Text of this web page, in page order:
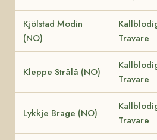
Kjölstad Modin
(NO)
Travare
Kleppe Strålå (NO)
Travare
Lykkje Brage (NO)
Travare